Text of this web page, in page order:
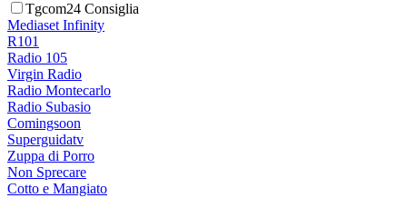
Tgcom24 Consiglia
Mediaset Infinity
R101
Radio 105
Virgin Radio
Radio Montecarlo
Radio Subasio
Comingsoon
Superguidatv
Zuppa di Porro
Non Sprecare
Cotto e Mangiato